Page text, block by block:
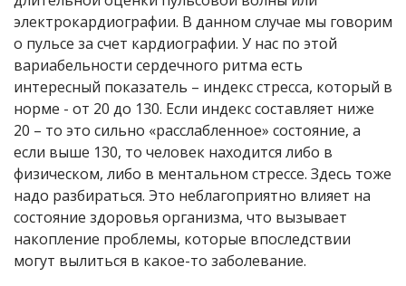
электрокардиографии. В данном случае мы говорим
о пульсе за счет кардиографии. У нас по этой
вариабельности сердечного ритма есть
интересный показатель – индекс стресса, который в
норме - от 20 до 130. Если индекс составляет ниже
20 – то это сильно «расслабленное» состояние, а
если выше 130, то человек находится либо в
физическом, либо в ментальном стрессе. Здесь тоже
надо разбираться. Это неблагоприятно влияет на
состояние здоровья организма, что вызывает
накопление проблемы, которые впоследствии
могут вылиться в какое-то заболевание.